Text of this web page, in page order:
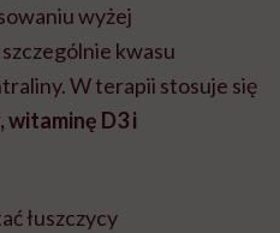
wyżej
kwasu
W terapii stosuje się
D3 i
łuszczycy